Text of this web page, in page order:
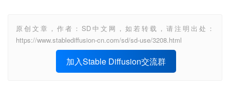
原创文章，作者：SD中文网，如若转载，请注明出处：
https://www.stablediffusion-cn.com/sd/sd-use/3208.html
加入Stable Diffusion交流群